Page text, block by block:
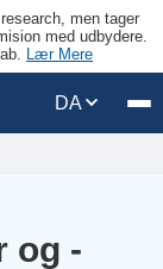
men tager
med udbydere.
Lær Mere
DA
og -